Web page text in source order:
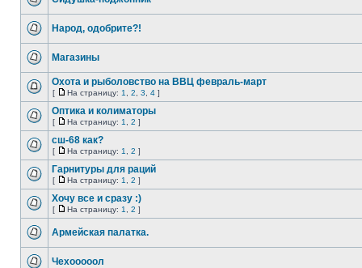
Народ, одобрите?!
Магазины
Охота и рыболовство на ВВЦ февраль-март
[ На страницу: 1 2 3 4 ]
Оптика и колиматоры
[ На страницу: 1 2 ]
сш-68 как?
[ На страницу: 1 2 ]
Гарнитуры для раций
[ На страницу: 1 2 ]
Хочу все и сразу :)
[ На страницу: 1 2 ]
Армейская палатка.
Чехооооол